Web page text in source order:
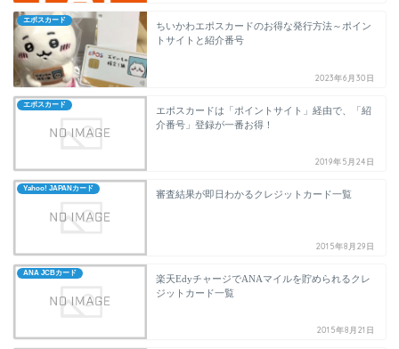
エポスカード
ちいかわエポスカードのお得な発行方法～ポイン
トサイトと紹介番号
2023年6月30日
エポスカード
エポスカードは「ポイントサイト」経由で、「紹
介番号」登録が一番お得！
2019年5月24日
Yahoo! JAPANカード
審査結果が即日わかるクレジットカード一覧
2015年8月29日
ANA JCBカード
楽天EdyチャージでANAマイルを貯められるクレ
ジットカード一覧
2015年8月21日